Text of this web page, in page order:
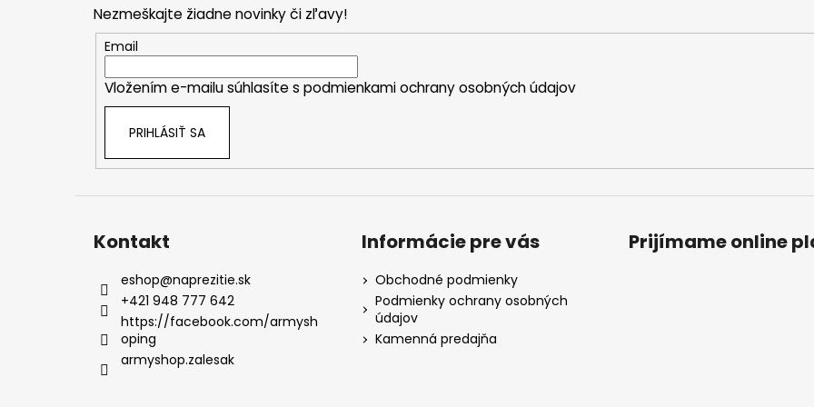
Nezmeškajte žiadne novinky či zľavy!
Email
Vložením e-mailu súhlasíte s podmienkami ochrany osobných údajov
PRIHLÁSIŤ SA
Kontakt
eshop@naprezitie.sk
+421 948 777 642
https://facebook.com/armysh
oping
armyshop.zalesak
Informácie pre vás
Obchodné podmienky
Podmienky ochrany osobných
údajov
Kamenná predajňa
Prijímame online